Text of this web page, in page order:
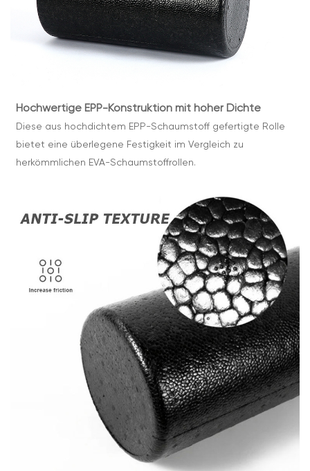
Hochwertige EPP-Konstruktion mit hoher Dichte
Diese aus hochdichtem EPP-Schaumstoff gefertigte Rolle
bietet eine überlegene Festigkeit im Vergleich zu
herkömmlichen EVA-Schaumstoffrollen.